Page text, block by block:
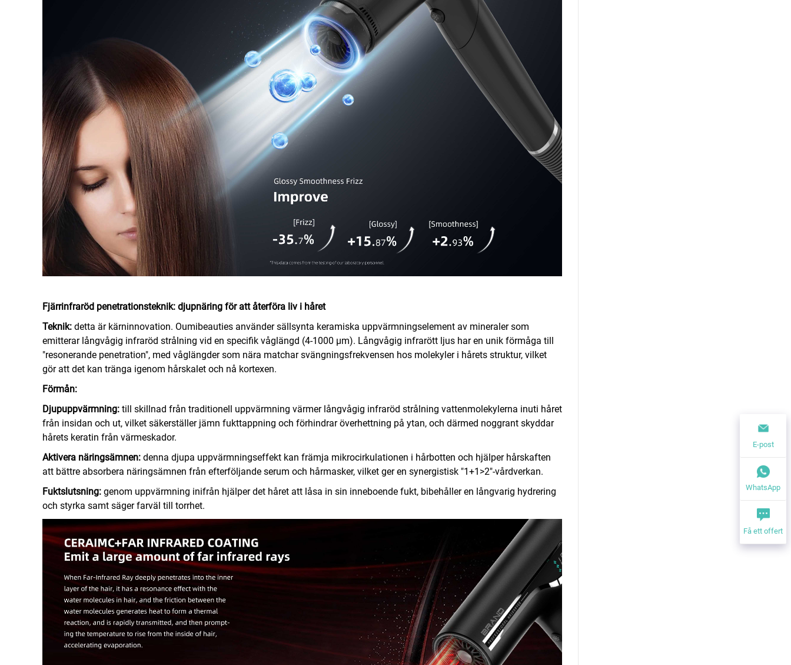
Fjärrinfraröd penetrationsteknik: djupnäring för att återföra liv i håret
Teknik: detta är kärninnovation. Oumibeauties använder sällsynta keramiska uppvärmningselement av mineraler som
emitterar långvågig infraröd strålning vid en specifik våglängd (4-1000 µm). Långvågig infrarött ljus har en unik förmåga till
"resonerande penetration", med våglängder som nära matchar svängningsfrekvensen hos molekyler i hårets struktur, vilket
gör att det kan tränga igenom hårskalet och nå kortexen.
Förmån:
Djupuppvärmning: till skillnad från traditionell uppvärmning värmer långvågig infraröd strålning vattenmolekylerna inuti håret
från insidan och ut, vilket säkerställer jämn fukttappning och förhindrar överhettning på ytan, och därmed noggrant skyddar
hårets keratin från värmeskador.
Aktivera näringsämnen: denna djupa uppvärmningseffekt kan främja mikrocirkulationen i hårbotten och hjälper hårskaften
att bättre absorbera näringsämnen från efterföljande serum och hårmasker, vilket ger en synergistisk "1+1>2"-vårdverkan.
Fuktslutsning: genom uppvärmning inifrån hjälper det håret att låsa in sin inneboende fukt, bibehåller en långvarig hydrering
och styrka samt säger farväl till torrhet.
E-post
WhatsApp
Få ett offert